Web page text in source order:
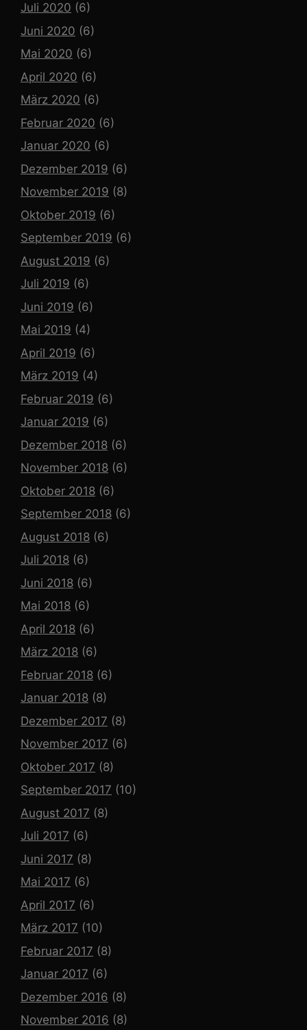
Juli 2020 (6)
Juni 2020 (6)
Mai 2020 (6)
April 2020 (6)
März 2020 (6)
Februar 2020 (6)
Januar 2020 (6)
Dezember 2019 (6)
November 2019 (8)
Oktober 2019 (6)
September 2019 (6)
August 2019 (6)
Juli 2019 (6)
Juni 2019 (6)
Mai 2019 (4)
April 2019 (6)
März 2019 (4)
Februar 2019 (6)
Januar 2019 (6)
Dezember 2018 (6)
November 2018 (6)
Oktober 2018 (6)
September 2018 (6)
August 2018 (6)
Juli 2018 (6)
Juni 2018 (6)
Mai 2018 (6)
April 2018 (6)
März 2018 (6)
Februar 2018 (6)
Januar 2018 (8)
Dezember 2017 (8)
November 2017 (6)
Oktober 2017 (8)
September 2017 (10)
August 2017 (8)
Juli 2017 (6)
Juni 2017 (8)
Mai 2017 (6)
April 2017 (6)
März 2017 (10)
Februar 2017 (8)
Januar 2017 (6)
Dezember 2016 (8)
November 2016 (8)